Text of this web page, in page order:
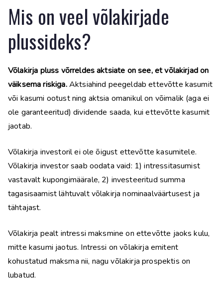
Mis on veel võlakirjade
plussideks?
Võlakirja pluss võrreldes aktsiate on see, et võlakirjad on
väiksema riskiga.Aktsiahind peegeldab ettevõtte kasumit
või kasumi ootust ning aktsia omanikul on võimalik (aga ei
ole garanteeritud) dividende saada, kui ettevõtte kasumit
jaotab.
Võlakirja investoril ei ole õigust ettevõtte kasumitele.
Võlakirja investor saab oodata vaid: 1) intressitasumist
vastavalt kupongimäärale, 2) investeeritud summa
tagasisaamist lähtuvalt võlakirja nominaalväärtusest ja
tähtajast.
Võlakirja pealt intressi maksmine on ettevõtte jaoks kulu,
mitte kasumi jaotus. Intressi on võlakirja emitent
kohustatud maksma nii, nagu võlakirja prospektis on
lubatud.